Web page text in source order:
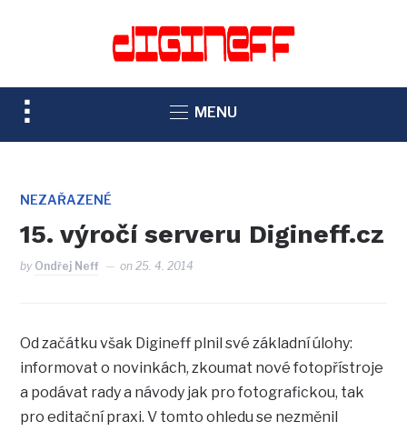
TOGGLE
SIDEBAR
NAVIGATION
MENU
NEZAŘAZENÉ
15. výročí serveru Digineff.cz
by Ondřej Neff on25. 4. 2014
Od začátku však Digineff plnil své základní úlohy:
informovat o novinkách, zkoumat nové fotopřístroje
a podávat rady a návody jak pro fotografickou, tak
pro editační praxi. V tomto ohledu se nezměnil